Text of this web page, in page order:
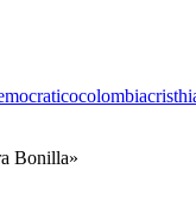
colombia
Bonilla»